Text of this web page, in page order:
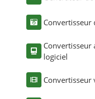
Convertisseur
logiciel
Convertisseur